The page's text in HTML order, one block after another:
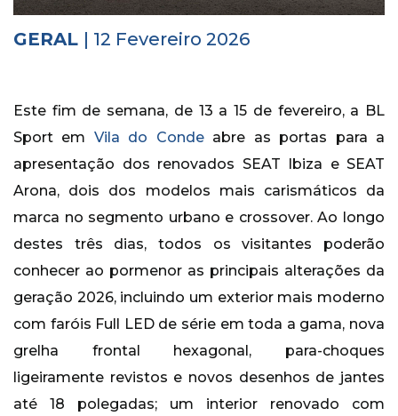
Contactos
GERAL | 12 Fevereiro 2026
Este fim de semana, de 13 a 15 de fevereiro, a BL
Sport em Vila do Condeabre as portas para a
apresentação dos renovados SEAT Ibiza e SEAT
Arona, dois dos modelos mais carismáticos da
marca no segmento urbano e crossover. Ao longo
destes três dias, todos os visitantes poderão
conhecer ao pormenor as principais alterações da
geração 2026, incluindo um exterior mais moderno
com faróis Full LED de série em toda a gama, nova
grelha frontal hexagonal, para-choques
ligeiramente revistos e novos desenhos de jantes
até 18 polegadas; um interior renovado com